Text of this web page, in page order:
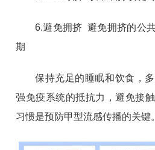
6.避免拥挤 避免拥挤的公
期
保持充足的睡眠和饮食，
强免疫系统的抵抗力，避免接
习惯是预防甲型流感传播的关键。